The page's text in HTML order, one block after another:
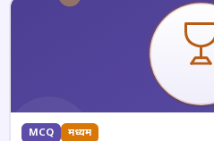
MCQ मध्यम